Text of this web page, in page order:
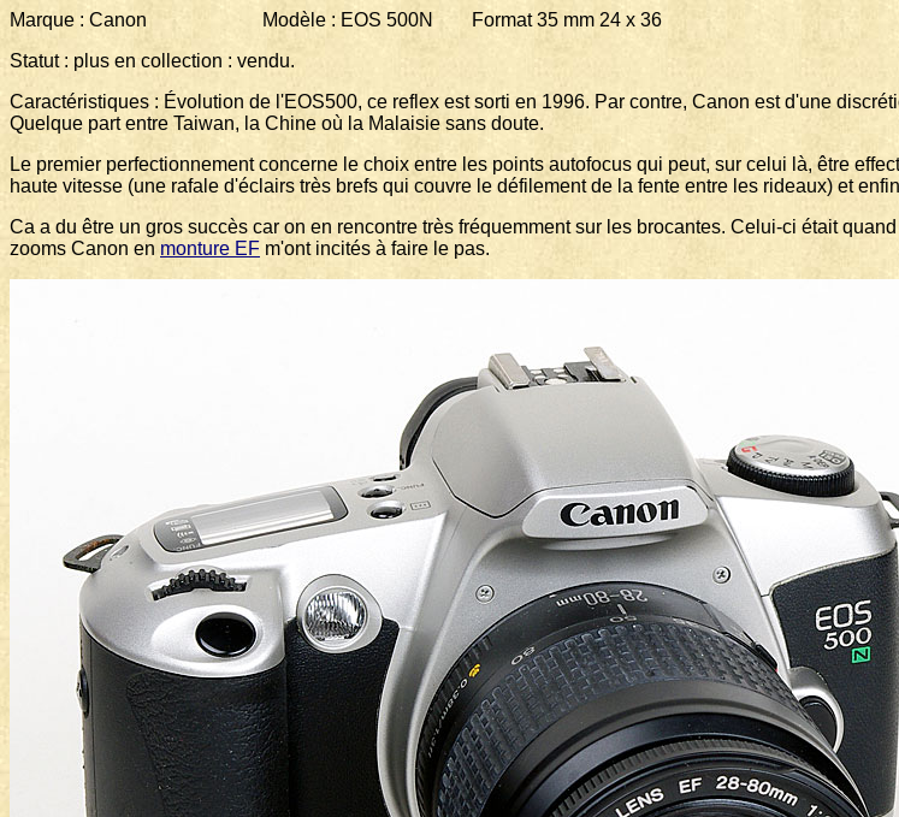
Marque : Canon Modèle : EOS 500N Format 35 mm 24 x 36
Statut : plus en collection : vendu.
Caractéristiques : Évolution de l'EOS500, ce reflex est sorti en 1996. Par contre, Canon est d'une
Quelque part entre Taiwan, la Chine où la Malaisie sans doute.
Le premier perfectionnement concerne le choix entre les points autofocus qui peut, sur celui là, être
haute vitesse (une rafale d'éclairs très brefs qui couvre le défilement de la fente entre les rideaux) et
Ca a du être un gros succès car on en rencontre très fréquemment sur les brocantes. Celui-ci était
zooms Canon en monture EF m'ont incités à faire le pas.